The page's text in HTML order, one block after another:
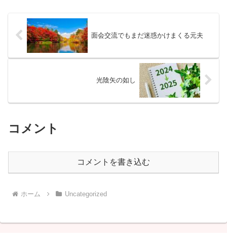
面会交流でもまだ迷惑かけまくる元夫
光陰矢の如し
コメント
コメントを書き込む
ホーム Uncategorized